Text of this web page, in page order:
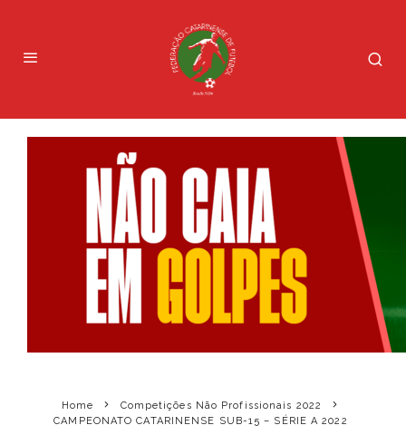
Home
Competições Não Profissionais 2022
CAMPEONATO CATARINENSE SUB-15 – SÉRIE A 2022